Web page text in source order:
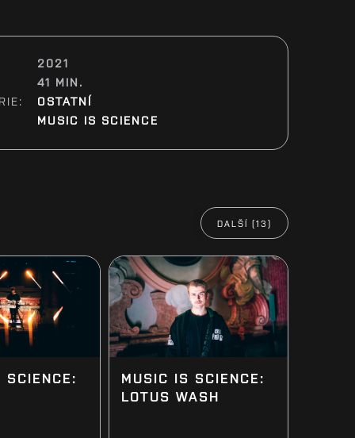
2021
41 MIN.
OSTATNÍ
MUSIC IS SCIENCE
DALŠÍ (13)
MUSIC IS SCIENCE:
LOTUS WASH